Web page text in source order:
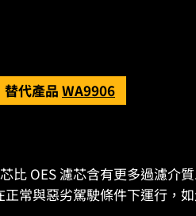
替代產品 WA9906
比 OES 濾芯含有更多過濾介
常與惡劣駕駛條件下運行，